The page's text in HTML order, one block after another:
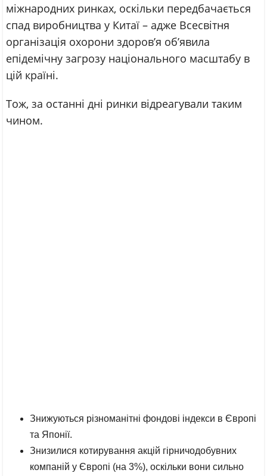
міжнародних ринках, оскільки передбачається
спад виробництва у Китаї – адже Всесвітня
організація охорони здоров’я об’явила
епідемічну загрозу національного масштабу в
цій країні.
Тож, за останні дні ринки відреагували таким
чином.
Знижуються різноманітні фондові індекси в Європі
та Японії.
Знизилися котирування акцій гірничодобувних
компаній у Європі (на 3%), оскільки вони сильно